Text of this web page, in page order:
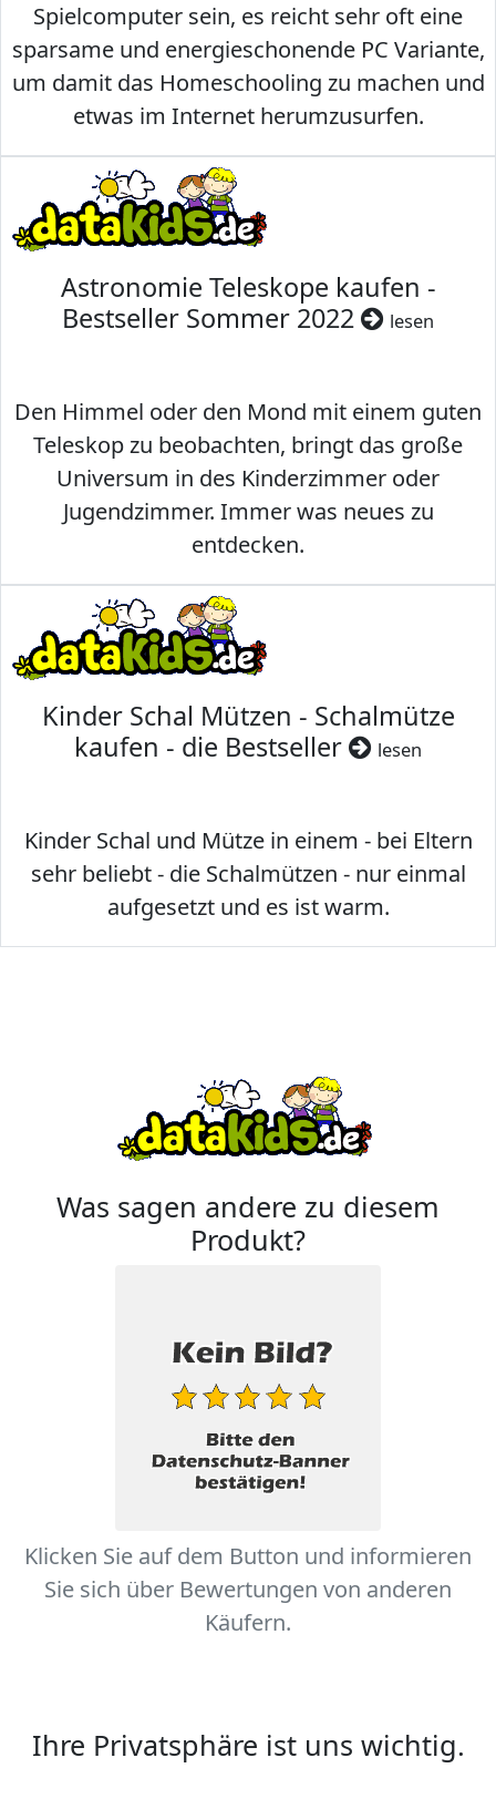
Spielcomputer sein, es reicht sehr oft eine
sparsame und energieschonende PC Variante,
um damit das Homeschooling zu machen und
etwas im Internet herumzusurfen.
Astronomie Teleskope kaufen -
Bestseller Sommer 2022
lesen
Den Himmel oder den Mond mit einem guten
Teleskop zu beobachten, bringt das große
Universum in des Kinderzimmer oder
Jugendzimmer. Immer was neues zu
entdecken.
Kinder Schal Mützen - Schalmütze
kaufen - die Bestseller
lesen
Kinder Schal und Mütze in einem - bei Eltern
sehr beliebt - die Schalmützen - nur einmal
aufgesetzt und es ist warm.
Was sagen andere zu diesem
Produkt?
Klicken Sie auf dem Button und informieren
Sie sich über Bewertungen von anderen
Käufern.
Ihre Privatsphäre ist uns wichtig.